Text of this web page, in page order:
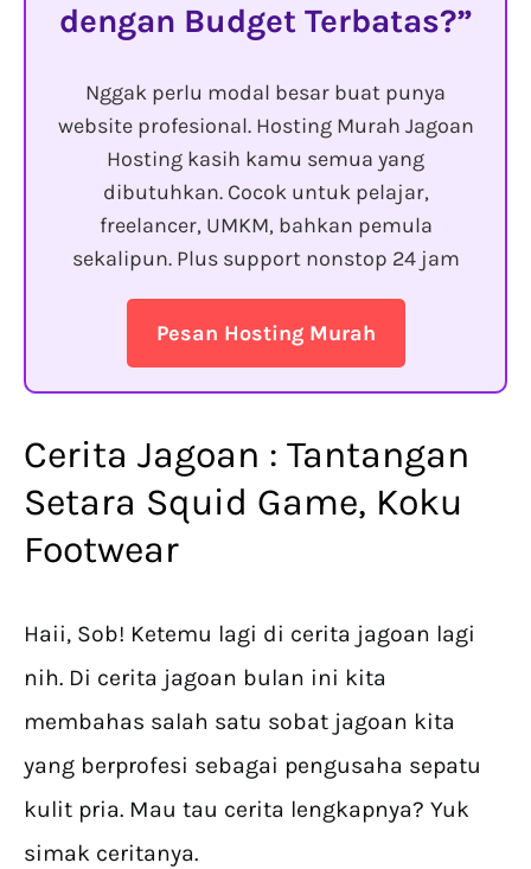
dengan Budget Terbatas?
Nggak perlu modal besar buat punya
website profesional. Hosting Murah Jagoan
Hosting kasih kamu semua yang
dibutuhkan. Cocok untuk pelajar,
freelancer, UMKM, bahkan pemula
sekalipun. Plus support nonstop 24 jam
Pesan Hosting Murah
Cerita Jagoan : Tantangan
Setara Squid Game, Koku
Footwear
Haii, Sob! Ketemu lagi di cerita jagoan lagi
nih. Di cerita jagoan bulan ini kita
membahas salah satu sobat jagoan kita
yang berprofesi sebagai pengusaha sepatu
kulit pria. Mau tau cerita lengkapnya? Yuk
simak ceritanya.